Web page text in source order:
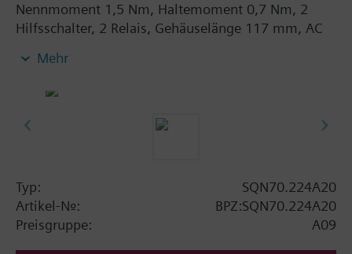
Nennmoment 1,5 Nm, Haltemoment 0,7 Nm, 2
Hilfsschalter, 2 Relais, Gehäuselänge 117 mm, AC
Mehr
Typ:
SQN70.224A20
Artikel-Nr.:
BPZ:SQN70.224A20
Preisgruppe:
A09